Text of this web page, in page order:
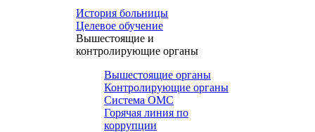
История больницы
Целевое обучение
Вышестоящие и
контролирующие органы
Вышестоящие органы
Контролирующие органы
Система ОМС
Горячая линия по
коррупции